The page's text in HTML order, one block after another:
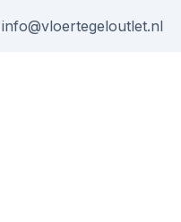
info@vloertegeloutlet.nl